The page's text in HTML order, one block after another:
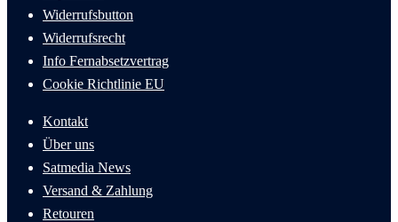
Widerrufsbutton
Widerrufsrecht
Info Fernabsetzvertrag
Cookie Richtlinie EU
Kontakt
Über uns
Satmedia News
Versand & Zahlung
Retouren